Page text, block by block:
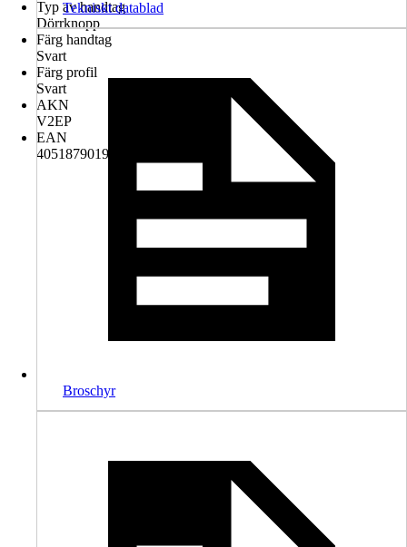
Typ av handtag
Dörrknopp
Färg handtag
Svart
Färg profil
Svart
AKN
V2EP
EAN
4051879019323
Tekniskt datablad
Broschyr